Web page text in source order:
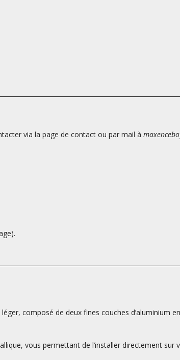
via la page de contact ou par mail à
composé de deux fines couches d’aluminium
vous permettant de l’installer directement sur